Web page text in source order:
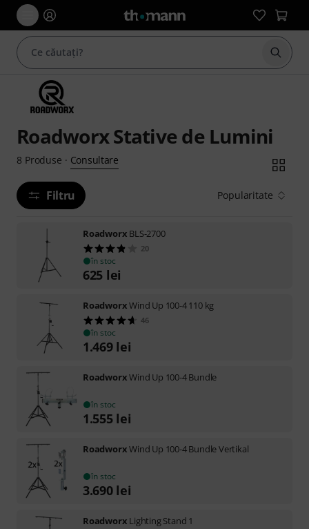
Roadworx Stative de Lumini
8 Produse · Consultare
Filtru Popularitate
Roadworx BLS-2700
20
în stoc
625 lei
RoadworxWind Up 100-4 110 kg
46
în stoc
1.469 lei
RoadworxWind Up 100-4 Bundle
în stoc
1.555 lei
RoadworxWind Up 100-4 Bundle Vertikal
în stoc
3.690 lei
Roadworx Lighting Stand 1